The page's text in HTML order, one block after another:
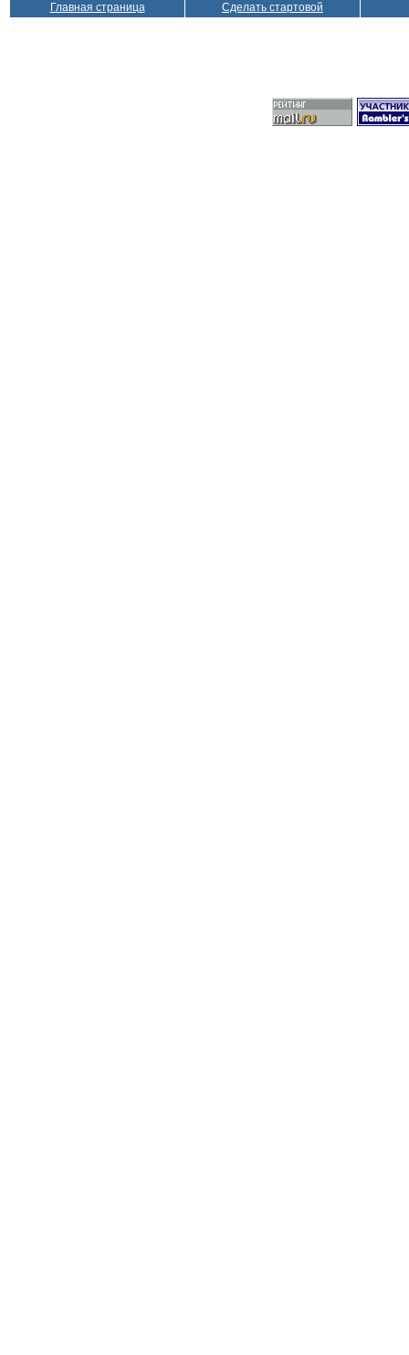
Главная страница Сделать стартовой